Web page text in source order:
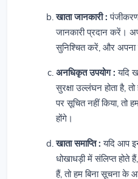
खाता जानकारी :
जानकारी प्रदान करें।
सुनिश्चित करें, और अपना
अनधिकृत उपयोग : यदि
सुरक्षा उल्लंघन होता है,
पर सूचित नहीं किया, तो
होंगे।
खाता समाप्ति : यदि आप
धोखाधड़ी में संलिप्त होते
हैं, तो हम बिना सूचना के